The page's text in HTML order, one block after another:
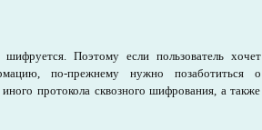
Поэтому если пользователь хочет
по-прежнему нужно позаботиться о
протокола сквозного шифрования, а также